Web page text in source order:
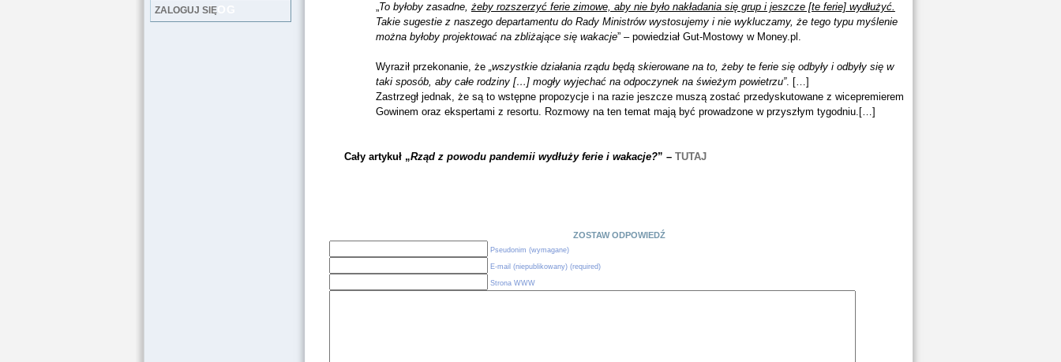
LOG
ZALOGUJ SIĘ „To byłoby zasadne, żeby rozszerzyć ferie zimowe, aby nie było nakładania się grup i jeszcze [te ferie] wydłużyć.
Takie sugestie z naszego departamentu do Rady Ministrów wystosujemy i nie wykluczamy, że tego typu myślenie
można byłoby projektować na zbliżające się wakacje” – powiedział Gut-Mostowy w Money.pl.
Wyraził przekonanie, że „wszystkie działania rządu będą skierowane na to, żeby te ferie się odbyły i odbyły się w
taki sposób, aby całe rodziny […] mogły wyjechać na odpoczynek na świeżym powietrzu”. […]
Zastrzegł jednak, że są to wstępne propozycje i na razie jeszcze muszą zostać przedyskutowane z wicepremierem
Gowinem oraz ekspertami z resortu. Rozmowy na ten temat mają być prowadzone w przyszłym tygodniu.[…]
Cały artykuł „Rząd z powodu pandemii wydłuży ferie i wakacje?” – TUTAJ
ZOSTAW ODPOWIEDŹ
Pseudonim (wymagane)
E-mail (niepublikowany) (required)
Strona WWW